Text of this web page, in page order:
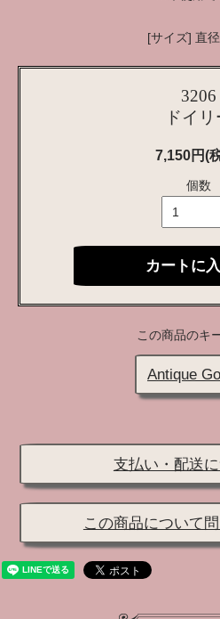
[サイズ] 直
3206
ドイリ
7,150円(
個数
カートに
この商品のキ
Antique
支払い・配送
この商品について